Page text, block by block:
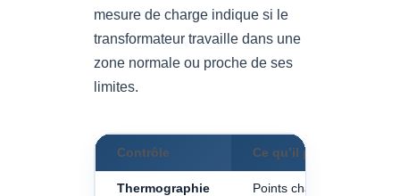
mesure de charge indique si le
transformateur travaille dans une
zone normale ou proche de ses
limites.
Contrôle Ce qu’il permet de voir
Thermographie
Points chauds sur